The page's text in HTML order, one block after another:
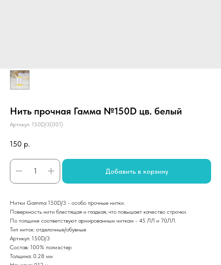
Нить прочная Гамма №150D цв. белый
Артикул: 150D/3(001)
150 р.
Добавить в корзину
Нитки Gamma 150D/3 - особо прочные нитки.
Поверхность нити блестящая и гладкая, что повышает качество строчки.
По толщине соответствуют армированным ниткам - 45 ЛЛ и 70ЛЛ.
Тип ниток: отделочные/обувные
Артикул: 150D/3
Состав: 100% полиэстер
Толщина: 0.28 мм